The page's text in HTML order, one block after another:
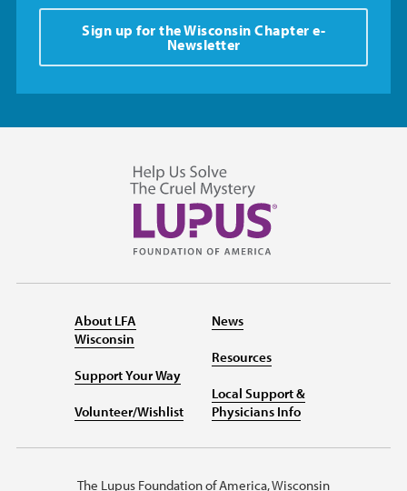
Sign up for the Wisconsin Chapter e-
Newsletter
About LFA
Wisconsin
Support Your Way
Volunteer/Wishlist
News
Resources
Local Support &
Physicians Info
The Lupus Foundation of America, Wisconsin